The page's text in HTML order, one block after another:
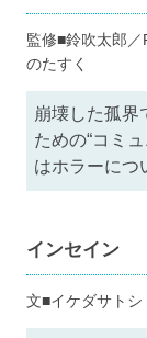
監修■鈴吹太郎
のたすく
崩壊した孤界
ための“コミ
はホラーにつ
インセイン
文■イケダサト